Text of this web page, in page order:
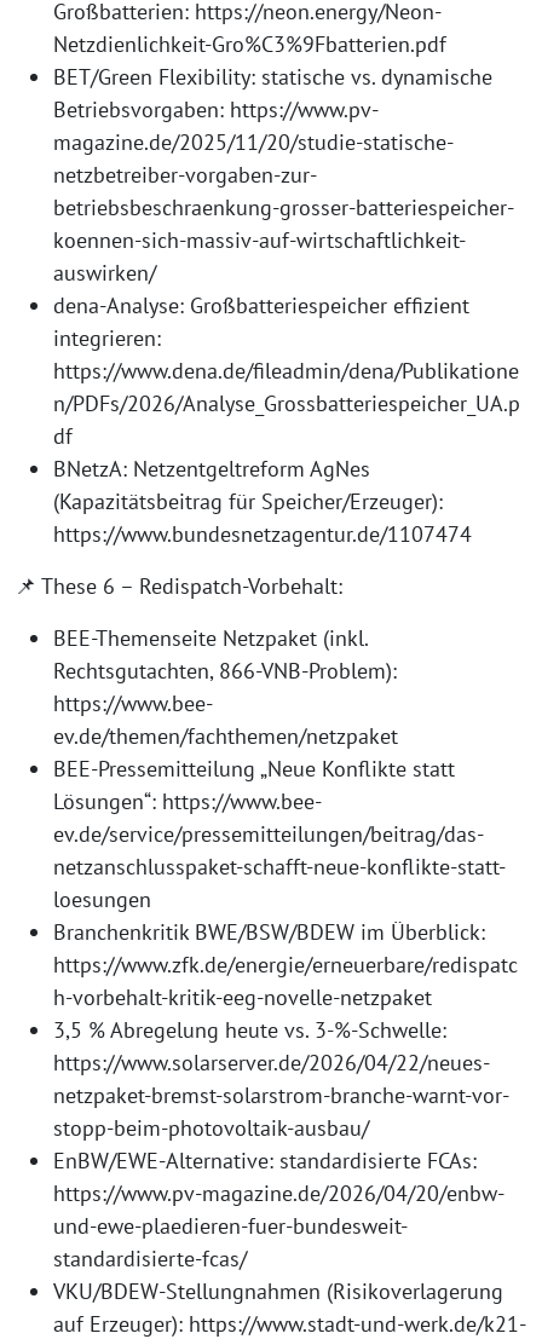
Großbatterien: https://neon.energy/Neon-
Netzdienlichkeit-Gro%C3%9Fbatterien.pdf
BET/Green Flexibility: statische vs. dynamische
Betriebsvorgaben: https://www.pv-
magazine.de/2025/11/20/studie-statische-
netzbetreiber-vorgaben-zur-
betriebsbeschraenkung-grosser-batteriespeicher-
koennen-sich-massiv-auf-wirtschaftlichkeit-
auswirken/
dena-Analyse: Großbatteriespeicher effizient
integrieren:
https://www.dena.de/fileadmin/dena/Publikatione
n/PDFs/2026/Analyse_Grossbatteriespeicher_UA.p
df
BNetzA: Netzentgeltreform AgNes
(Kapazitätsbeitrag für Speicher/Erzeuger):
https://www.bundesnetzagentur.de/1107474
📌 These 6 – Redispatch-Vorbehalt:
BEE-Themenseite Netzpaket (inkl.
Rechtsgutachten, 866-VNB-Problem):
https://www.bee-
ev.de/themen/fachthemen/netzpaket
BEE-Pressemitteilung „Neue Konflikte statt
Lösungen“: https://www.bee-
ev.de/service/pressemitteilungen/beitrag/das-
netzanschlusspaket-schafft-neue-konflikte-statt-
loesungen
Branchenkritik BWE/BSW/BDEW im Überblick:
https://www.zfk.de/energie/erneuerbare/redispatc
h-vorbehalt-kritik-eeg-novelle-netzpaket
3,5 % Abregelung heute vs. 3-%-Schwelle:
https://www.solarserver.de/2026/04/22/neues-
netzpaket-bremst-solarstrom-branche-warnt-vor-
stopp-beim-photovoltaik-ausbau/
EnBW/EWE-Alternative: standardisierte FCAs:
https://www.pv-magazine.de/2026/04/20/enbw-
und-ewe-plaedieren-fuer-bundesweit-
standardisierte-fcas/
VKU/BDEW-Stellungnahmen (Risikoverlagerung
auf Erzeuger): https://www.stadt-und-werk.de/k21-